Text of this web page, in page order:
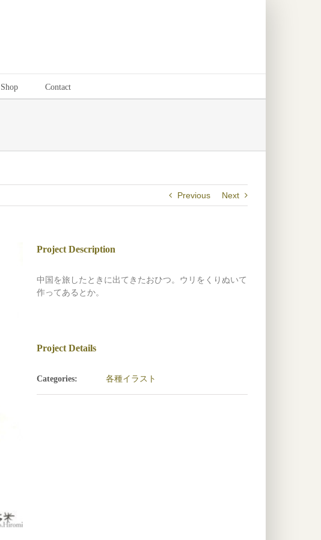
Shop Contact
Previous Next
Project Description
中国を旅したときに出てきたおひつ。ウリをくりぬいて
作ってあるとか。
Project Details
Categories: 各種イラスト